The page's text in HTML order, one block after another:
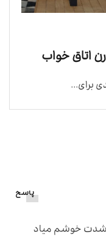
اتاق خواب
برای...
پاسخ
شدت خوشم میاد